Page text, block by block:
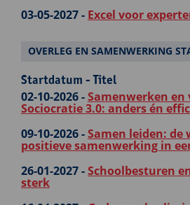
03-05-2027 - Excel voor
OVERLEG EN SAMENWERKING
Startdatum - Titel
02-10-2026 -Samenwerken en
Sociocratie 3.0: anders én
09-10-2026 -Samen leiden: de
positieve samenwerking in
26-01-2027 -Schoolbesturen
sterk